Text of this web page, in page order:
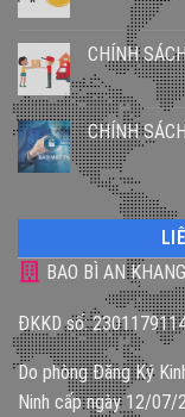
CHÍNH
CHÍNH
BAO BÌ AN KHANG
ĐKKD số:
Do phòng Đăng Ký
Ninh cấp ngày 12/07/